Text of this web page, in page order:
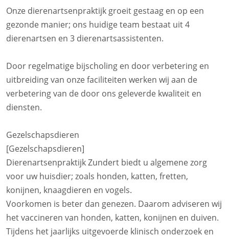
Onze dierenartsenpraktijk groeit gestaag en op een
gezonde manier; ons huidige team bestaat uit 4
dierenartsen en 3 dierenartsassistenten.
Door regelmatige bijscholing en door verbetering en
uitbreiding van onze faciliteiten werken wij aan de
verbetering van de door ons geleverde kwaliteit en
diensten.
Gezelschapsdieren
[Gezelschapsdieren]
Dierenartsenpraktijk Zundert biedt u algemene zorg
voor uw huisdier; zoals honden, katten, fretten,
konijnen, knaagdieren en vogels.
Voorkomen is beter dan genezen. Daarom adviseren wij
het vaccineren van honden, katten, konijnen en duiven.
Tijdens het jaarlijks uitgevoerde klinisch onderzoek en